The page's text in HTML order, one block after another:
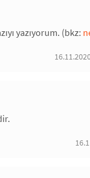
yazıyorum. (bkz: